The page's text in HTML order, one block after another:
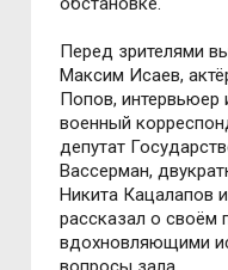
Перед зрителями
Максим Исаев,
Попов, интервьюер
военный
депутат
Вассерман,
Никита Кацалапов
рассказал о своём
вдохновляющими